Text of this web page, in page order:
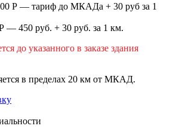
Р — тариф до МКАДа + 30 руб за 1
— 450 руб. + 30 руб. за 1 км.
до указанного в заказе здания
в пределах 20 км от МКАД.